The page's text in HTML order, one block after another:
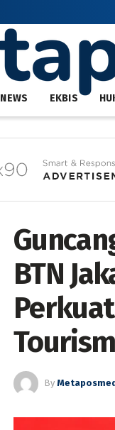
NEWS EKBIS
BTN
By